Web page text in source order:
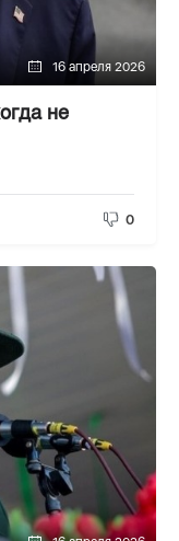
16 апреля 2026
0